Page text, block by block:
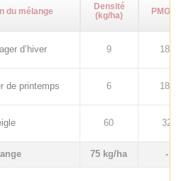
du mélange
Densité
(kg/ha)
PMG (g)
d’hiver 9 180
de printemps 6 180
60 32
75 kg/ha -